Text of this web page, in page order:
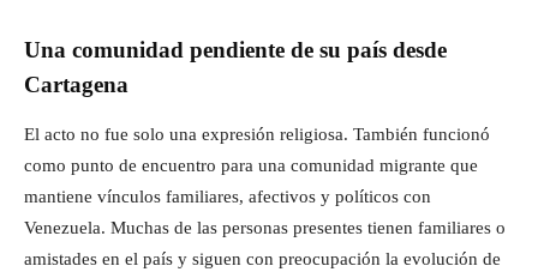
Una comunidad pendiente de su país desde
Cartagena
El acto no fue solo una expresión religiosa. También funcionó
como punto de encuentro para una comunidad migrante que
mantiene vínculos familiares, afectivos y políticos con
Venezuela. Muchas de las personas presentes tienen familiares o
amistades en el país y siguen con preocupación la evolución de